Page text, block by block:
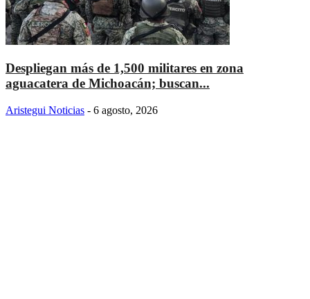
Despliegan más de 1,500 militares en zona
aguacatera de Michoacán; buscan...
Aristegui Noticias - 6 agosto, 2026